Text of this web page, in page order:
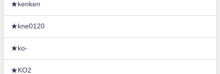
★kenken
★kne0120
★ko-
★KO2